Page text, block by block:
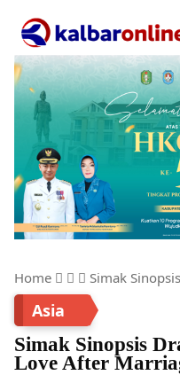
Home Simak Sinopsis
Asia
Simak Sinopsis
Love After